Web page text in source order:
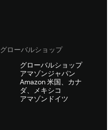
グローバルショップ
グローバルショップ
アマゾンジャパン
Amazon 米国、カナ
ダ、メキシコ
アマゾンドイツ